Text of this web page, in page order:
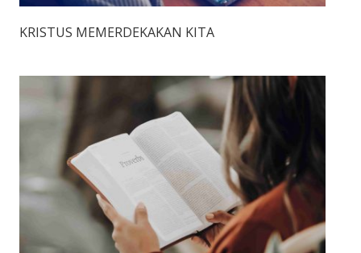
KRISTUS MEMERDEKAKAN KITA